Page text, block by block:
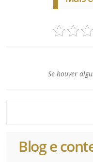
Se houver
Blog e